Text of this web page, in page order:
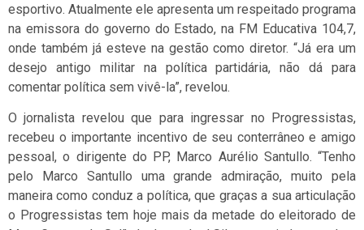
esportivo. Atualmente ele apresenta um respeitado programa
na emissora do governo do Estado, na FM Educativa 104,7,
onde também já esteve na gestão como diretor. “Já era um
desejo antigo militar na política partidária, não dá para
comentar política sem vivê-la”, revelou.
O jornalista revelou que para ingressar no Progressistas,
recebeu o importante incentivo de seu conterrâneo e amigo
pessoal, o dirigente do PP, Marco Aurélio Santullo. “Tenho
pelo Marco Santullo uma grande admiração, muito pela
maneira como conduz a política, que graças a sua articulação
o Progressistas tem hoje mais da metade do eleitorado de